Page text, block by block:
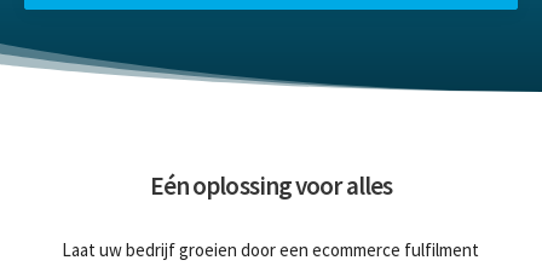
Eén oplossing voor alles
Laat uw bedrijf groeien door een ecommerce fulfilment